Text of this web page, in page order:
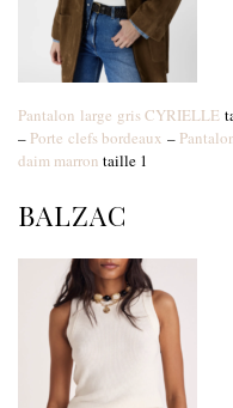
Pantalon large gris CYRIELLE
– Porte clefs bordeaux –
daim marron taille 1
BALZAC